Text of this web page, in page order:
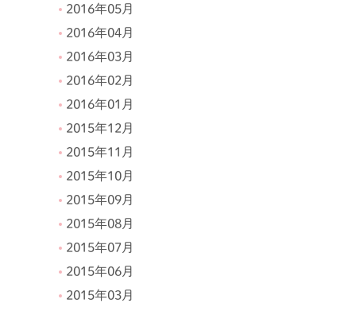
2016年05月
2016年04月
2016年03月
2016年02月
2016年01月
2015年12月
2015年11月
2015年10月
2015年09月
2015年08月
2015年07月
2015年06月
2015年03月